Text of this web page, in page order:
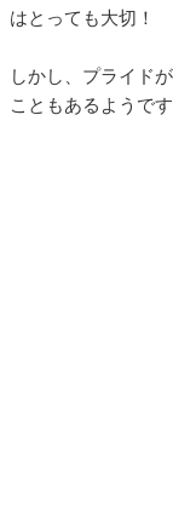
はとっても大切！
しかし、プライド
こともあるようです